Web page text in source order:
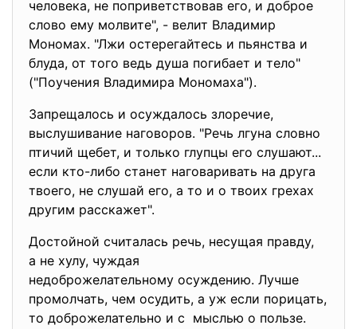
человека, не поприветствовав его, и доброе
слово ему молвите", - велит Владимир
Мономах. "Лжи остерегайтесь и пьянства и
блуда, от того ведь душа погибает и тело"
("Поучения Владимира Мономаха").
Запрещалось и осуждалось злоречие,
выслушивание наговоров. "Речь лгуна словно
птичий щебет, и только глупцы его слушают...
если кто-либо станет наговаривать на друга
твоего, не слушай его, а то и о твоих грехах
другим расскажет".
Достойной считалась речь, несущая правду,
а не хулу, чуждая
недоброжелательному осуждению. Лучше
промолчать, чем осудить, а уж если порицать,
то доброжелательно и с мыслью о пользе.